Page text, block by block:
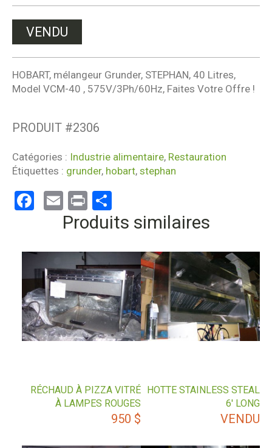
VENDU
HOBART, mélangeur Grunder, STEPHAN, 40 Litres,
Model VCM-40 , 575V/3Ph/60Hz, Faites Votre Offre !
PRODUIT #2306
Catégories : Industrie alimentaire, Restauration
Étiquettes : grunder, hobart, stephan
Facebook
EmailPrint
Produits similaires
HOTTE STAINLESS STEAL
6′ LONG
VENDU
RÉCHAUD À PIZZA VITRÉ
À LAMPES ROUGES
950 $